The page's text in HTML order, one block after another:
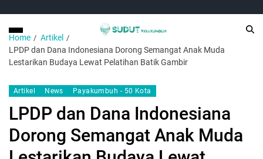
Home
Artikel
LPDP dan Dana Indonesiana Dorong Semangat Anak Muda
Lestarikan Budaya Lewat Pelatihan Batik Gambir
Artikel News Payakumbuh - 50 Kota
LPDP dan Dana Indonesiana
Dorong Semangat Anak Muda